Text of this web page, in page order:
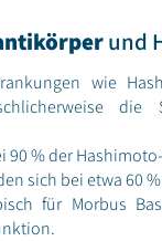
und
wie
90 % der
sich bei etwa 60
für Morbus